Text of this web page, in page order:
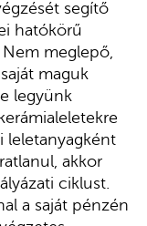
segítő
hatókörű
meglepő,
maguk
legyünk
leletanyagként
akkor
ciklust.
a saját pénzén